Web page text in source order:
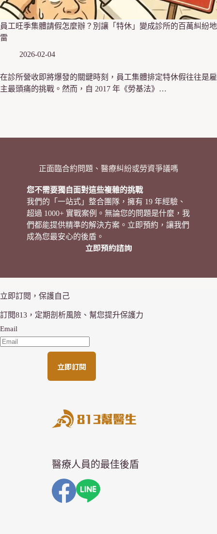
員工旺季集體請假怎麼辦？別讓「特休」變成診所的百萬糾紛地
雷
2026-02-04
在診所營收即將爆發的關鍵時刻，員工集體排定特休假往往是雇
主最頭痛的挑戰。然而，自 2017 年《勞基法》…
正面臨合約問題、醫療糾紛或勞資爭議嗎
您不需要獨自面對這些複雜的挑戰
我們的「一站式」整合團隊，擁有 19 年經驗、
超過 1000+ 實戰案例。無論您的問題是什麼，我
們都能提供精準的解決方案。立即預約，讓我們
成為您最安心的後盾。
立即預約諮詢
立即訂閱，保護自己
訂閱813，定期剖析風險、幫您提升保護力
Email
立即訂閱
醫療人員的最佳後盾